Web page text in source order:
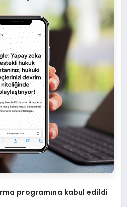
rma programına kabul edildi